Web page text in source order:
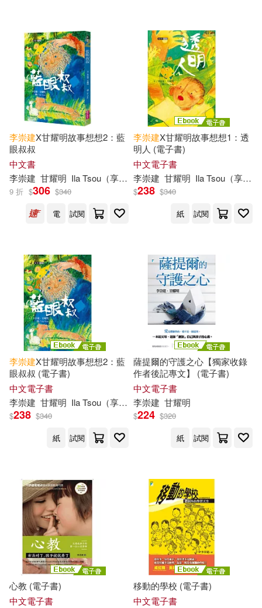
李崇建X甘耀明故事想想2：藍
眼叔叔
中文書
李崇建 甘耀明 Ila Tsou（享想）
9 折 $306 $340
電
試閱
李崇建X甘耀明故事想想1：透
明人 (電子書)
中文電子書
李崇建 甘耀明 Ila Tsou（享想）
$238 $340
紙
試閱
李崇建X甘耀明故事想想2：藍
眼叔叔 (電子書)
中文電子書
李崇建 甘耀明 Ila Tsou（享想）
$238 $340
紙
試閱
薩提爾的守護之心【獨家收錄
作者後記專文】 (電子書)
中文電子書
李崇建 甘耀明
$224 $320
紙
試閱
心教 (電子書)
中文電子書
移動的學校 (電子書)
中文電子書